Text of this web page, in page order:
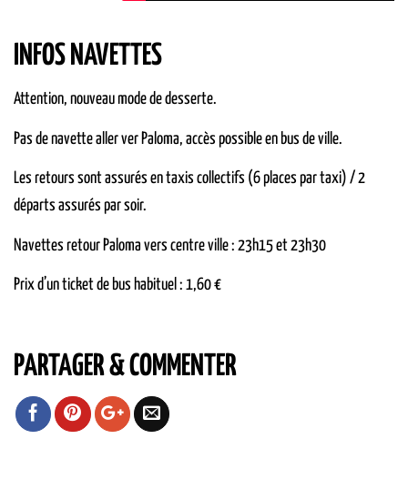
INFOS NAVETTES
Attention, nouveau mode de desserte.
Pas de navette aller ver Paloma, accès possible en bus de ville.
Les retours sont assurés en taxis collectifs (6 places par taxi) / 2
départs assurés par soir.
Navettes retour Paloma vers centre ville : 23h15 et 23h30
Prix d’un ticket de bus habituel : 1,60 €
PARTAGER & COMMENTER